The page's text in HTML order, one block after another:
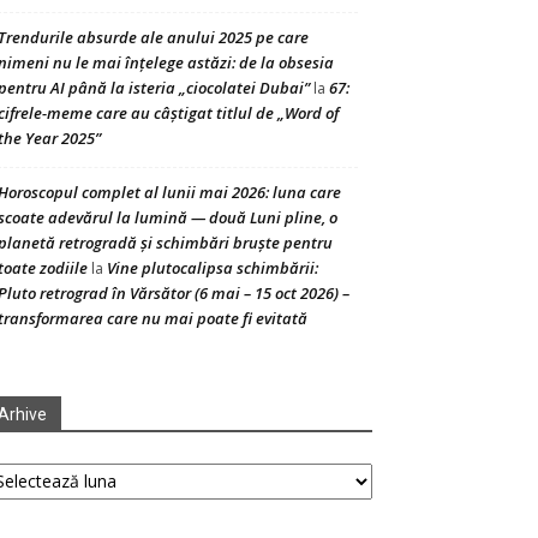
absurde ale anului 2025 pe care
nu le mai înțelege astăzi: de la obsesia
AI până la isteria „ciocolatei Dubai”la 67:
meme care au câștigat titlul de „Word of
Year 2025”
complet al lunii mai 2026: luna care
adevărul la lumină — două Luni pline, o
retrogradă și schimbări bruște pentru
zodiile la Vine plutocalipsa schimbării:
retrograd în Vărsător (6 mai – 15 oct 2026) –
care nu mai poate fi evitată